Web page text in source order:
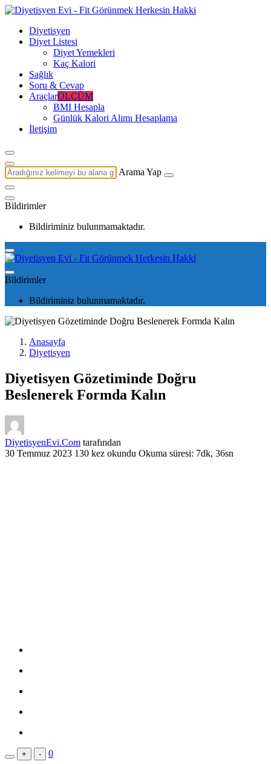
Diyetisyen
Diyet Listesi
Diyet Yemekleri
Kaç Kalori
Sağlık
Soru & Cevap
AraçlarÖLÇÜM
BMI Hesapla
Günlük Kalori Alımı Hesaplama
İletişim
Arama Yap
Bildirimler
Bildiriminiz bulunmamaktadır.
Bildirimler
Bildiriminiz bulunmamaktadır.
Anasayfa
Diyetisyen
Diyetisyen Gözetiminde Doğru
Beslenerek Formda Kalın
DiyetisyenEvi.Com tarafından
30 Temmuz 2023 130 kez okundu Okuma süresi: 7dk, 36sn
+ - 0